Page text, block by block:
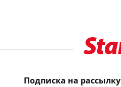
Подписка на рассылку